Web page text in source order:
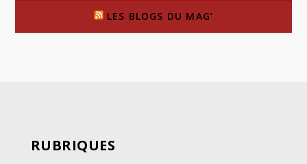
LES BLOGS DU MAG’
RUBRIQUES